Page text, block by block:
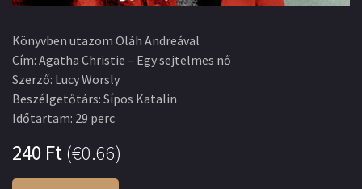
Könyvben utazom Oláh Andreával
Cím: Agatha Christie – Egy sejtelmes nő
Szerző: Lucy Worsly
Beszélgetőtárs: Sípos Katalin
Időtartam: 29 perc
240 Ft(€0.66)